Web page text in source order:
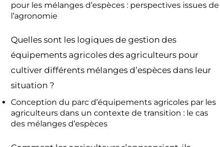
pour les mélanges d’espèces : perspectives issues de
l’agronomie
Quelles sont les logiques de gestion des
équipements agricoles des agriculteurs pour
cultiver différents mélanges d’espèces dans leur
situation ?
Conception du parc d’équipements agricoles par les
agriculteurs dans un contexte de transition : le cas
des mélanges d’espèces